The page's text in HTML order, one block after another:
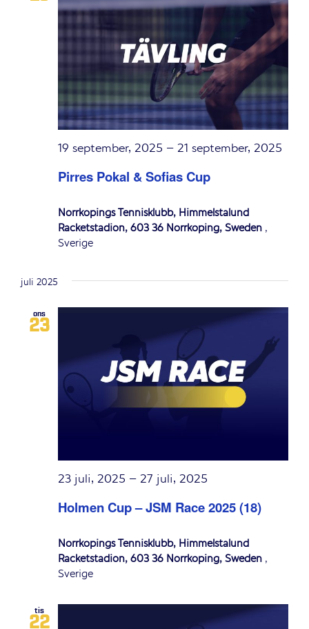
Pirres Pokal & Sofias Cup
19 september, 2025 – 21 september, 2025
Norrköpings Tennisklubb, Himmelstalund
Racketstadion, 603 36 Norrköping, Sweden ,
Sverige
juli 2025
ons
23
Holmen Cup – JSM Race 2025 (18)
23 juli, 2025 – 27 juli, 2025
Norrköpings Tennisklubb, Himmelstalund
Racketstadion, 603 36 Norrköping, Sweden ,
Sverige
tis
22